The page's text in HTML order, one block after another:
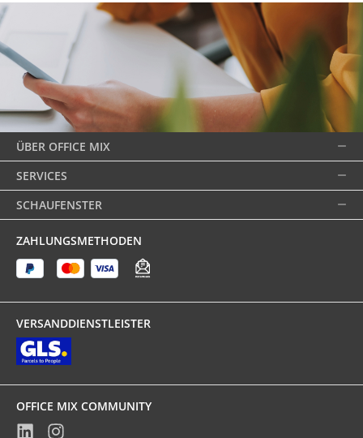
ÜBER OFFICE MIX
SERVICES
SCHAUFENSTER
ZAHLUNGSMETHODEN
VERSANDDIENSTLEISTER
OFFICE MIX COMMUNITY